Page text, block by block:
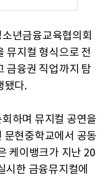
년금융교육협의회
뮤지컬 형식으로 전
금융권 직업까지 탐
됐다.
하며 뮤지컬 공연을
문현중학교에서 공동
케이뱅크가 지난 20
시한 금융뮤지컬에